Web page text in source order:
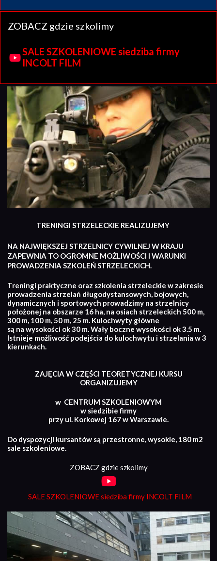
ZOBACZ gdzie szkolimy
SALE SZKOLENIOWE siedziba firmy
INCOLT FILM
TRENINGI STRZELECKIE REALIZUJEMY
NA NAJWIĘKSZEJ STRZELNICY CYWILNEJ W KRAJU
ZAPEWNIA TO OGROMNE MOŻLIWOŚCI I WARUNKI
PROWADZENIA SZKOLEŃ STRZELECKICH.
Treningi praktyczne oraz szkolenia strzeleckie w zakresie
prowadzenia strzelań długodystansowych, bojowych,
dynamicznych i sportowych prowadzimy na strzelnicy
położonej na obszarze 16 ha, na osiach strzeleckich 500 m,
300 m, 100 m, 50 m, 25 m. Kulochwyty główne
są na wysokości ok 30 m. Wały boczne wysokości ok 3.5 m.
Istnieje możliwość podejścia do kulochwytu i strzelania w 3
kierunkach.
ZAJĘCIA W CZĘŚCI TEORETYCZNEJ KURSU
ORGANIZUJEMY
w CENTRUM SZKOLENIOWYM
w siedzibie firmy
przy ul. Korkowej 167 w Warszawie.
Do dyspozycji kursantów są przestronne, wysokie, 180 m2
sale szkoleniowe.
ZOBACZ gdzie szkolimy
SALE SZKOLENIOWE siedziba firmy INCOLT FILM